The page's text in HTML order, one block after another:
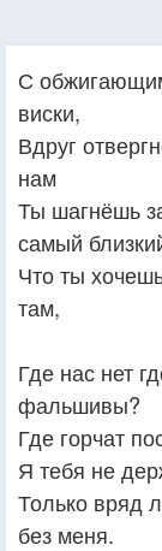
С
виски,
Вдруг
нам
Ты шагнёшь
самый
Что ты
там,
Где нас нет
фальшивы?
Где горчат
Я тебя не
Только вряд
без меня.